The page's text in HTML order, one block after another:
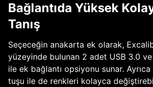
Bağlantıda Yüksek
Tanış
Seçeceğin anakarta ek olarak,
yüzeyinde bulunan 2 adet USB 3.0
ile ek bağlantı opsiyonu sunar.
tuşu ile de renkleri kolayca